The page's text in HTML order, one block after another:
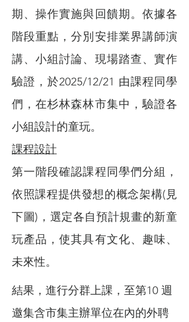
期、操作實施與回饋期。依據各
階段重點，分別安排業界講師演
講、小組討論、現場踏查、實作
驗證，於2025/12/21 由課程同學
們，在杉林森林市集中，驗證各
小組設計的童玩。
課程設計
第一階段確認課程同學們分組，
依照課程提供發想的概念架構(見
下圖)，選定各自預計規畫的新童
玩產品，使其具有文化、趣味、
未來性。
結果，進行分群上課，至第10 週
邀集含市集主辦單位在內的外聘